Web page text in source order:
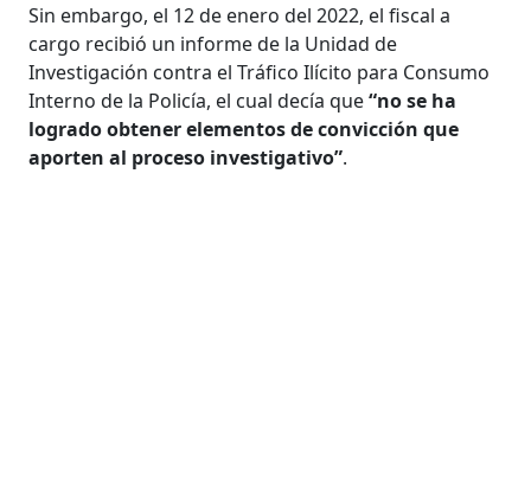
Sin embargo, el 12 de enero del 2022, el fiscal a
cargo recibió un informe de la Unidad de
Investigación contra el Tráfico Ilícito para Consumo
Interno de la Policía, el cual decía que“no se ha
logrado obtener elementos de convicción que
aporten al proceso investigativo”.